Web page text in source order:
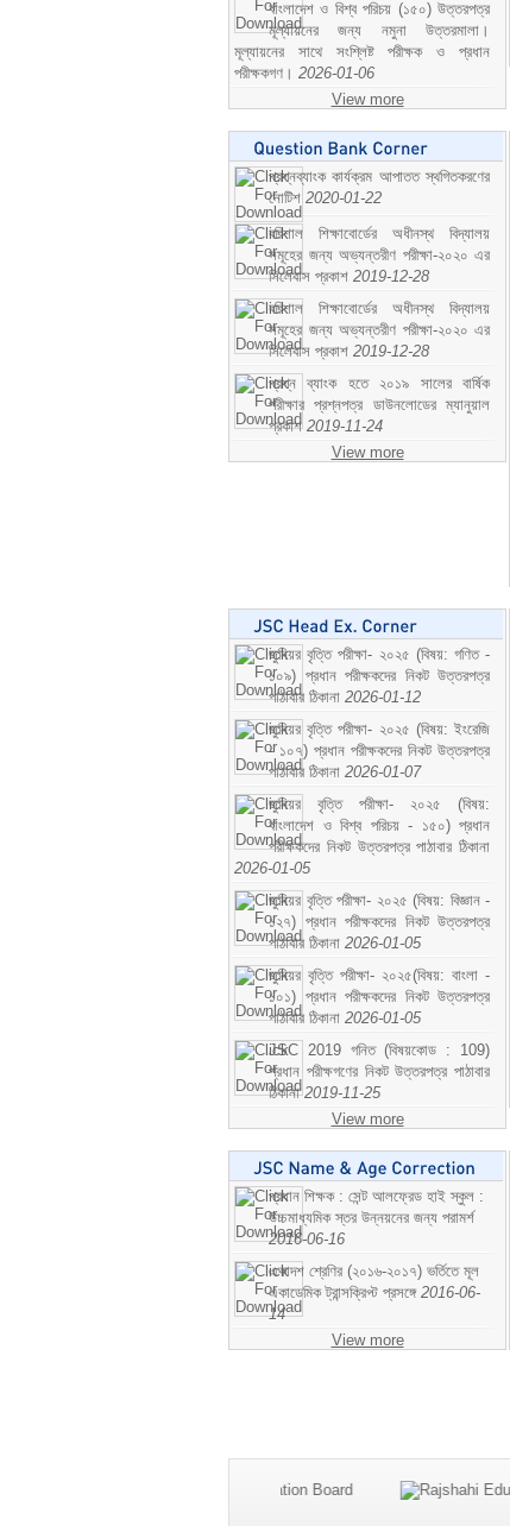
বাংলাদেশ ও বিশ্ব পরিচয় (১৫০) উত্তরপত্র
মূল্যায়নের জন্য নমুনা উত্তরমালা।
মূল্যায়নের সাথে সংশ্লিষ্ট পরীক্ষক ও প্রধান
পরীক্ষকগণ। 2026-01-06
View more
প্রশ্নব্যাংক কার্যক্রম আপাতত স্থগিতকরণের
নোটিশ 2020-01-22
বরিশাল শিক্ষাবোর্ডের অধীনস্থ বিদ্যালয়
সমূহের জন্য অভ্যন্তরীণ পরীক্ষা-২০২০ এর
সিলেবাস প্রকাশ 2019-12-28
বরিশাল শিক্ষাবোর্ডের অধীনস্থ বিদ্যালয়
সমূহের জন্য অভ্যন্তরীণ পরীক্ষা-২০২০ এর
সিলেবাস প্রকাশ 2019-12-28
প্রশ্ন ব্যাংক হতে ২০১৯ সালের বার্ষিক
পরীক্ষার প্রশ্নপত্র ডাউনলোডের ম্যানুয়াল
প্রকাশ 2019-11-24
View more
জুনিয়র বৃত্তি পরীক্ষা- ২০২৫ (বিষয়: গণিত -
১০৯) প্রধান পরীক্ষকদের নিকট উত্তরপত্র
পাঠাবার ঠিকানা 2026-01-12
জুনিয়র বৃত্তি পরীক্ষা- ২০২৫ (বিষয়: ইংরেজি
- ১০৭) প্রধান পরীক্ষকদের নিকট উত্তরপত্র
পাঠাবার ঠিকানা 2026-01-07
জুনিয়র বৃত্তি পরীক্ষা- ২০২৫ (বিষয়:
বাংলাদেশ ও বিশ্ব পরিচয় - ১৫০) প্রধান
পরীক্ষকদের নিকট উত্তরপত্র পাঠাবার ঠিকানা
2026-01-05
জুনিয়র বৃত্তি পরীক্ষা- ২০২৫ (বিষয়: বিজ্ঞান -
১২৭) প্রধান পরীক্ষকদের নিকট উত্তরপত্র
পাঠাবার ঠিকানা 2026-01-05
জুনিয়র বৃত্তি পরীক্ষা- ২০২৫(বিষয়: বাংলা -
১০১) প্রধান পরীক্ষকদের নিকট উত্তরপত্র
পাঠাবার ঠিকানা 2026-01-05
JSC 2019 গনিত (বিষয়কোড : 109)
প্রধান পরীক্ষগণের নিকট উত্তরপত্র পাঠাবার
ঠিকানা2019-11-25
View more
প্রধান শিক্ষক : সেন্ট আলফ্রেড হাই স্কুল :
উচ্চমাধ্যমিক স্তর উন্নয়নের জন্য পরামর্শ
2016-06-16
একাদশ শ্রেণির (২০১৬-২০১৭) ভর্তিতে মূল
একাডেমিক ট্রান্সক্রিপ্ট প্রসঙ্গে 2016-06-
14
View more